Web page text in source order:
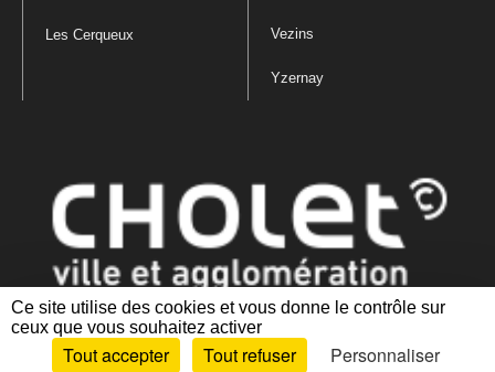
Ce site utilise des cookies et vous donne le contrôle sur
ceux que vous souhaitez activer
Tout accepter Tout refuser Personnaliser
Les Cerqueux Vezins
Yzernay
Mentions légales|Politique de confidentialité
des cookies |Plan du site Accessibilité : partiellement conforme